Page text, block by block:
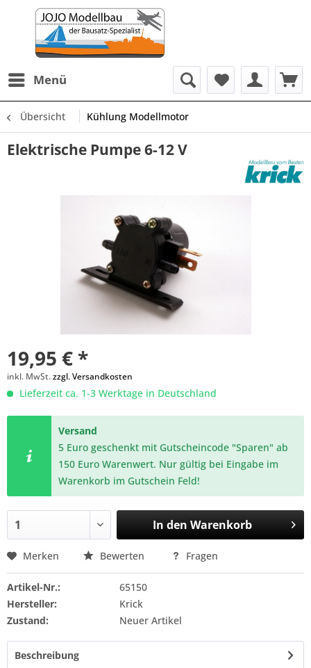
Menü
Übersicht Kühlung Modellmotor
Elektrische Pumpe 6-12 V
19,95 € *
inkl. MwSt.zzgl. Versandkosten
Lieferzeit ca. 1-3 Werktage in Deutschland
Versand
5 Euro geschenkt mit Gutscheincode "Sparen" ab
150 Euro Warenwert. Nur gültig bei Eingabe im
Warenkorb im Gutschein Feld!
In den Warenkorb
Merken Bewerten Fragen
Artikel-Nr.:
65150
Hersteller:
Krick
Zustand:
Neuer Artikel
Beschreibung